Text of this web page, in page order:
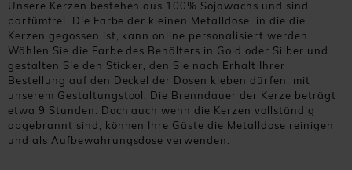
Unsere Kerzen bestehen aus 100% Sojawachs und sind
parfümfrei. Die Farbe der kleinen Metalldose, in die die
Kerzen gegossen ist, kann online personalisiert werden.
Wählen Sie die Farbe des Behälters in Gold oder Silber und
gestalten Sie den Sticker, den Sie nach Erhalt Ihrer
Bestellung auf den Deckel der Dosen kleben dürfen, mit
unserem Gestaltungstool. Die Brenndauer der Kerze beträgt
etwa 9 Stunden. Doch auch wenn die Kerzen vollständig
abgebrannt sind, können Ihre Gäste die Metalldose reinigen
und als Aufbewahrungsdose verwenden.